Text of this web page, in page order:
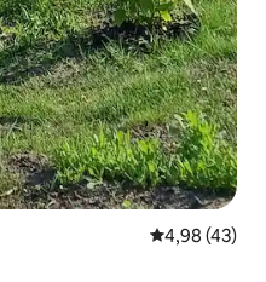
Note
4,98 (43)